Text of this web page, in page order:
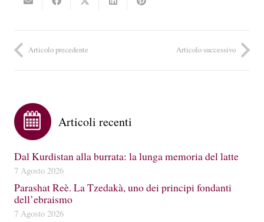
Articolo precedente Articolo successivo
Articoli recenti
Dal Kurdistan alla burrata: la lunga memoria del latte
7 Agosto 2026
Parashat Reè. La Tzedakà, uno dei principi fondanti
dell’ebraismo
7 Agosto 2026